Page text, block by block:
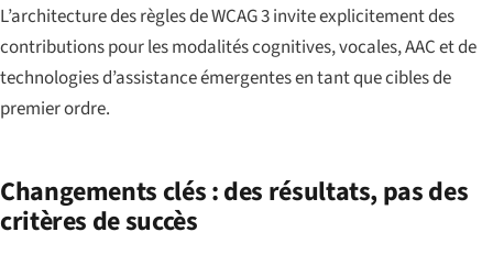
L’architecture des règles de WCAG 3 invite explicitement des
contributions pour les modalités cognitives, vocales, AAC et de
technologies d’assistance émergentes en tant que cibles de
premier ordre.
Changements clés : des résultats, pas des
critères de succès